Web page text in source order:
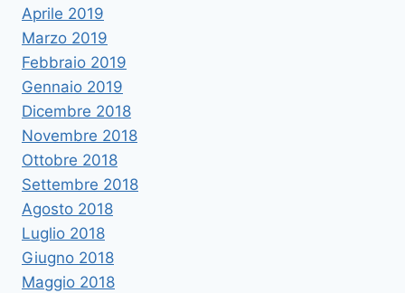
Aprile 2019
Marzo 2019
Febbraio 2019
Gennaio 2019
Dicembre 2018
Novembre 2018
Ottobre 2018
Settembre 2018
Agosto 2018
Luglio 2018
Giugno 2018
Maggio 2018